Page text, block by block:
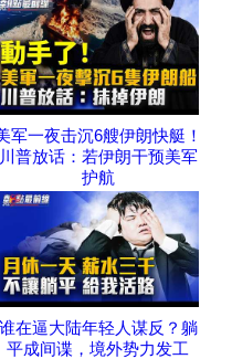
军一夜击沉6艘伊朗快艇！
川普放话：若伊朗干预美军
护航
谁在逼大陆年轻人谋反？躺
平成间谍，境外势力发工